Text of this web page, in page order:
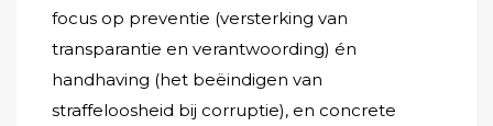
focus op preventie (versterking van
transparantie en verantwoording) én
handhaving (het beëindigen van
straffeloosheid bij corruptie), en concrete